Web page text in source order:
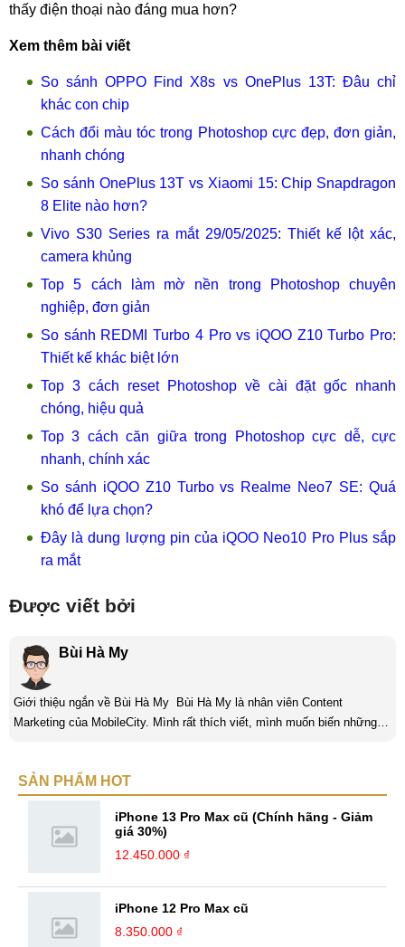
thấy điện thoại nào đáng mua hơn?
Xem thêm bài viết
So sánh OPPO Find X8s vs OnePlus 13T: Đâu chỉ
khác con chip
Cách đổi màu tóc trong Photoshop cực đẹp, đơn giản,
nhanh chóng
So sánh OnePlus 13T vs Xiaomi 15: Chip Snapdragon
8 Elite nào hơn?
Vivo S30 Series ra mắt 29/05/2025: Thiết kế lột xác,
camera khủng
Top 5 cách làm mờ nền trong Photoshop chuyên
nghiệp, đơn giản
So sánh REDMI Turbo 4 Pro vs iQOO Z10 Turbo Pro:
Thiết kế khác biệt lớn
Top 3 cách reset Photoshop về cài đặt gốc nhanh
chóng, hiệu quả
Top 3 cách căn giữa trong Photoshop cực dễ, cực
nhanh, chính xác
So sánh iQOO Z10 Turbo vs Realme Neo7 SE: Quá
khó để lựa chọn?
Đây là dung lượng pin của iQOO Neo10 Pro Plus sắp
ra mắt
Được viết bởi
Bùi Hà My
Giới thiệu ngắn về Bùi Hà My Bùi Hà My là nhân viên Content
Marketing của MobileCity. Mình rất thích viết, mình muốn biến những
của mọi người để từ đó hoàn thiện bản thân hơn. Mình luôn không
SẢN PHẨM HOT
iPhone 13 Pro Max cũ (Chính hãng - Giảm
giá 30%)
12.450.000 ₫
iPhone 12 Pro Max cũ
8.350.000 ₫